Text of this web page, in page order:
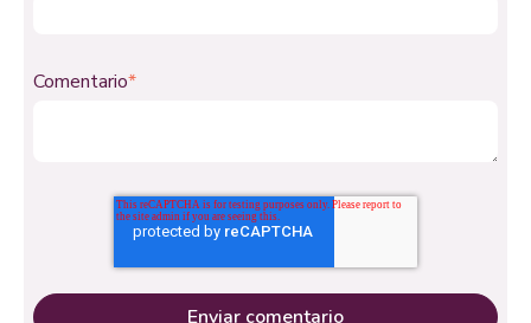
Comentario*